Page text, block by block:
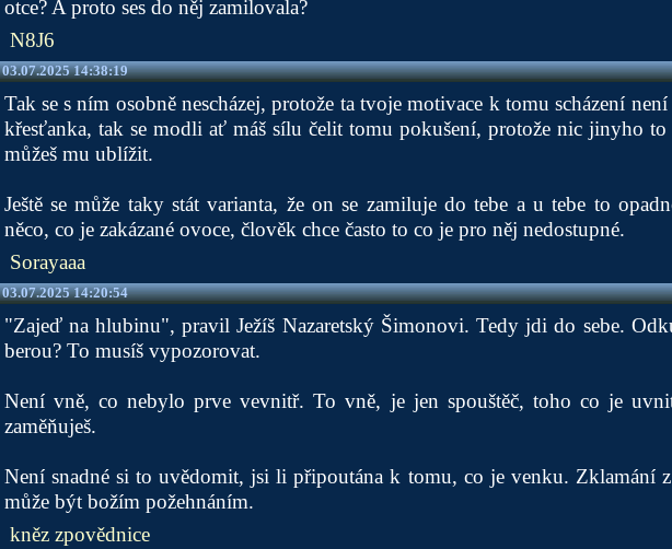
otce? A proto ses do něj zamilovala?
N8J6
03.07.2025 14:38:19
Tak se s ním osobně nescházej, protože ta tvoje motivace k tomu scházení
křesťanka, tak se modli ať máš sílu čelit tomu pokušení, protože nic jinyho to
můžeš mu ublížit.
Ještě se může taky stát varianta, že on se zamiluje do tebe a u tebe to
něco, co je zakázané ovoce, člověk chce často to co je pro něj nedostupné.
Sorayaaa
03.07.2025 14:20:54
"Zajeď na hlubinu", pravil Ježíš Nazaretský Šimonovi. Tedy jdi do sebe.
berou? To musíš vypozorovat.
Není vně, co nebylo prve vevnitř. To vně, je jen spouštěč, toho co je
zaměňuješ.
Není snadné si to uvědomit, jsi li připoutána k tomu, co je venku. Zklamání
může být božím požehnáním.
kněz zpovědnice